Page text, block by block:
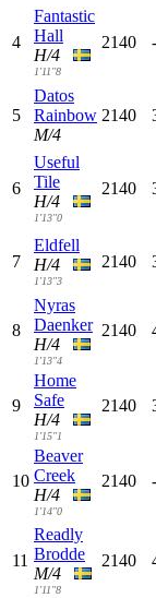
4
Fantastic
Hall
H/4
1'11"8
2140 -
5
Datos
Rainbow
M/4
2140
6
Useful
Tile
H/4
1'13"0
2140
7
Eldfell
H/4
1'13"3
2140
8
Nyras
Daenker
H/4
1'13"4
2140
9
Home
Safe
H/4
1'15"1
2140
10
Beaver
Creek
H/4
1'14"0
2140 -
11
Readly
Brodde
M/4
1'11"8
2140